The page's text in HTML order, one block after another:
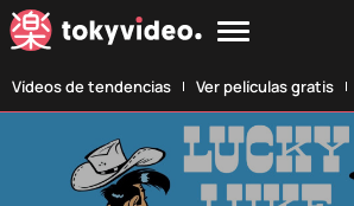
Vídeos de tendencias Ver películas gratis